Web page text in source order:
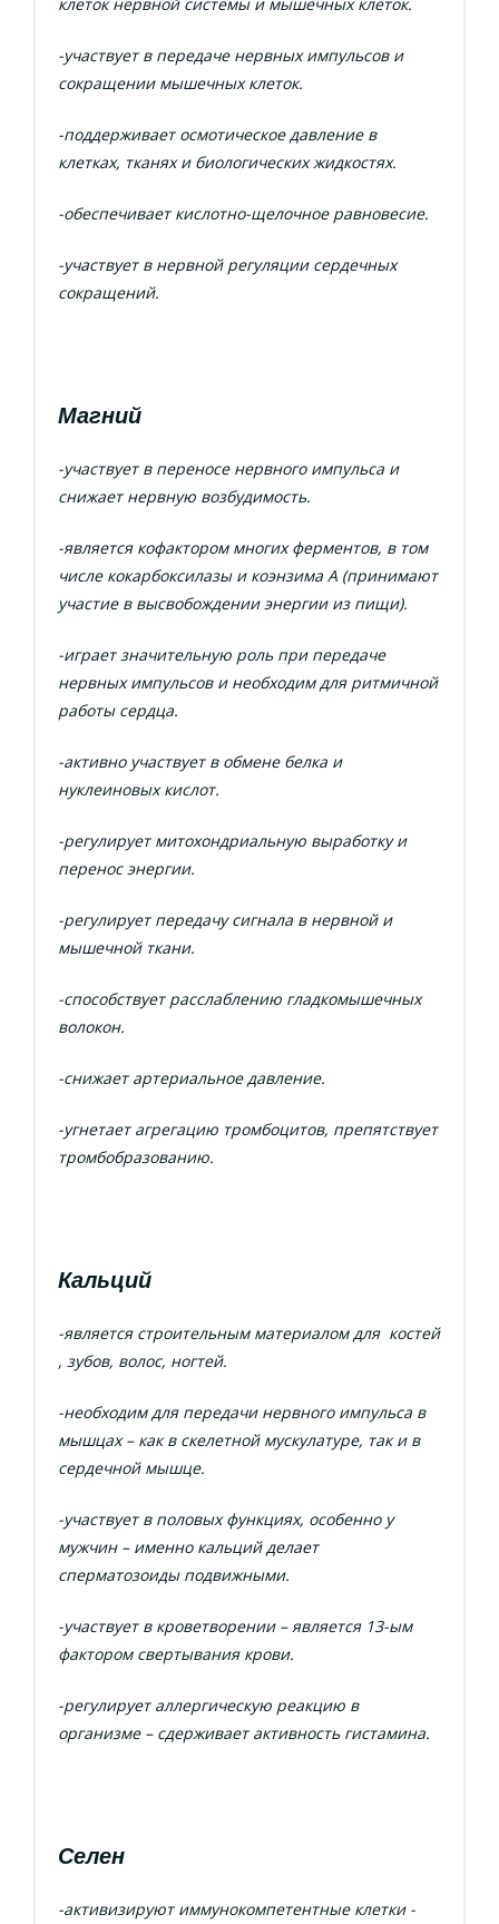
-участвует в передаче нервных импульсов и
сокращении мышечных клеток.
-поддерживает осмотическое давление в
клетках, тканях и биологических жидкостях.
-обеспечивает кислотно-щелочное равновесие.
-участвует в нервной регуляции сердечных
сокращений.
Магний
-участвует в переносе нервного импульса и
снижает нервную возбудимость.
-является кофактором многих ферментов, в том
числе кокарбоксилазы и коэнзима А (принимают
участие в высвобождении энергии из пищи).
-играет значительную роль при передаче
нервных импульсов и необходим для ритмичной
работы сердца.
-активно участвует в обмене белка и
нуклеиновых кислот.
-регулирует митохондриальную выработку и
перенос энергии.
-регулирует передачу сигнала в нервной и
мышечной ткани.
-способствует расслаблению гладкомышечных
волокон.
-снижает артериальное давление.
-угнетает агрегацию тромбоцитов, препятствует
тромбобразованию.
Кальций
-является строительным материалом для костей
, зубов, волос, ногтей.
-необходим для передачи нервного импульса в
мышцах – как в скелетной мускулатуре, так и в
сердечной мышце.
-участвует в половых функциях, особенно у
мужчин – именно кальций делает
сперматозоиды подвижными.
-участвует в кроветворении – является 13-ым
фактором свертывания крови.
-регулирует аллергическую реакцию в
организме – сдерживает активность гистамина.
Селен
-активизируют иммунокомпетентные клетки -